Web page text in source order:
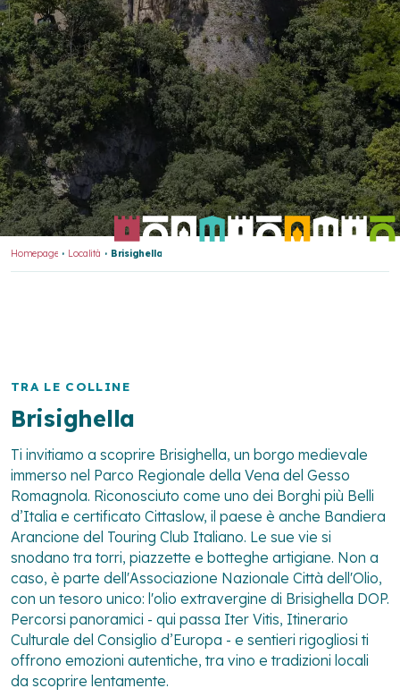
Homepage Località Brisighella
TRA LE COLLINE
Brisighella
Ti invitiamo a scoprire Brisighella, un borgo medievale
immerso nel Parco Regionale della Vena del Gesso
Romagnola. Riconosciuto come uno dei Borghi più Belli
d’Italia e certificato Cittaslow, il paese è anche Bandiera
Arancione del Touring Club Italiano. Le sue vie si
snodano tra torri, piazzette e botteghe artigiane. Non a
caso, è parte dell'Associazione Nazionale Città dell'Olio,
con un tesoro unico: l'olio extravergine di Brisighella DOP.
Percorsi panoramici - qui passa Iter Vitis, Itinerario
Culturale del Consiglio d’Europa - e sentieri rigogliosi ti
offrono emozioni autentiche, tra vino e tradizioni locali
da scoprire lentamente.